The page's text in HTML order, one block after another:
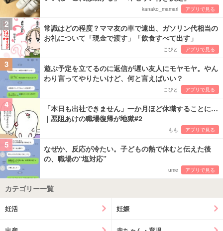
kanako_mamari アプリで見る
2
常識はどの程度？ママ友の車で遠出、ガソリン代相当の
お礼について「現金で渡す」「飲食すべて出す」
こびと アプリで見る
3
遊ぶ予定を立てるのに返信が遅い友人にモヤモヤ。やん
わり言ってやりたいけど、何と言えばいい？
こびと アプリで見る
4
「本日も出社できません」一か月ほど休職することに…
｜悪阻あけの職場復帰が地獄#2
もも アプリで見る
5
なぜか、反応が冷たい。子どもの熱で休むと伝えた後
の、職場の“塩対応”
ume アプリで見る
カテゴリー一覧
妊活 妊娠